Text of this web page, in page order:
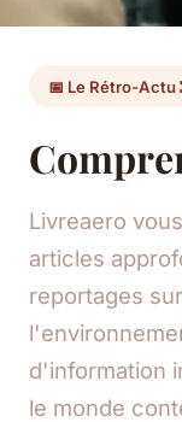
📅 Le Rétro-
Livreaero
articles
reportages
d'information
le monde